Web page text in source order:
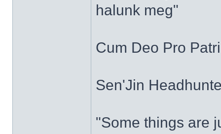
halunk meg"
Cum Deo Pro
Sen'Jin
"Some things are